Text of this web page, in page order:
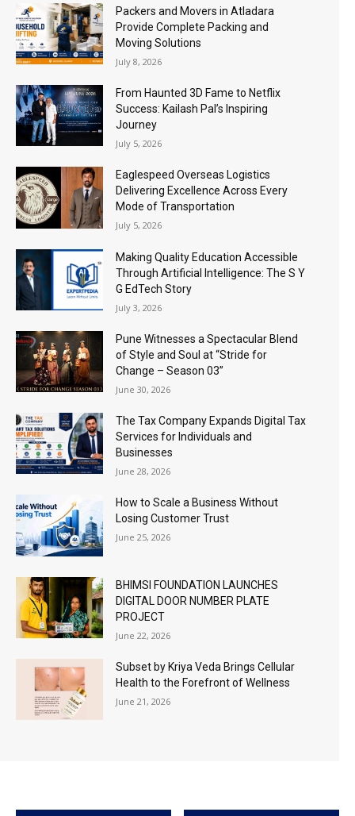
Packers and Movers in Atladara
Provide Complete Packing and
Moving Solutions
July 8, 2026
From Haunted 3D Fame to Netflix
Success: Kailash Pal’s Inspiring
Journey
July 5, 2026
Eaglespeed Overseas Logistics
Delivering Excellence Across Every
Mode of Transportation
July 5, 2026
Making Quality Education Accessible
Through Artificial Intelligence: The S Y
G EdTech Story
July 3, 2026
Pune Witnesses a Spectacular Blend
of Style and Soul at “Stride for
Change – Season 03”
June 30, 2026
The Tax Company Expands Digital Tax
Services for Individuals and
Businesses
June 28, 2026
How to Scale a Business Without
Losing Customer Trust
June 25, 2026
BHIMSI FOUNDATION LAUNCHES
DIGITAL DOOR NUMBER PLATE
PROJECT
June 22, 2026
Subset by Kriya Veda Brings Cellular
Health to the Forefront of Wellness
June 21, 2026